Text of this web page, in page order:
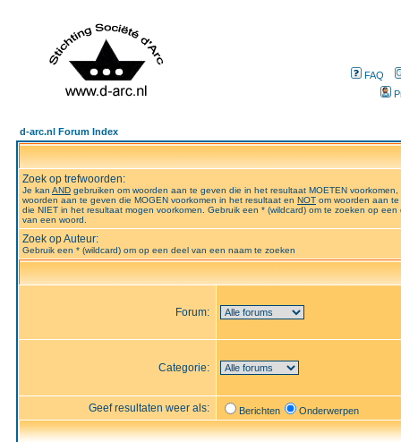
FAQ
d-arc.nl Forum Index
Zoek op trefwoorden:
Je kan AND gebruiken om woorden aan te geven die in het resultaat MOETEN voorkomen,
woorden aan te geven die MOGEN voorkomen in het resultaat en NOT om woorden aan
die NIET in het resultaat mogen voorkomen. Gebruik een * (wildcard) om te zoeken op een
van een woord.
Zoek op Auteur:
Gebruik een * (wildcard) om op een deel van een naam te zoeken
Forum:
Categorie:
Geef resultaten weer als: Berichten Onderwerpen